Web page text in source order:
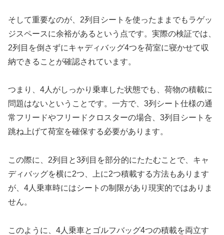
そして重要なのが、2列目シートを使ったままでもラゲッ
ジスペースに余裕があるという点です。実際の検証では、
2列目を倒さずにキャディバッグ4つを荷室に寝かせて収
納できることが確認されています。
つまり、4人がしっかり乗車した状態でも、荷物の積載に
問題はないということです。一方で、3列シート仕様の通
常フリードやフリードクロスターの場合、3列目シートを
跳ね上げて荷室を確保する必要があります。
この際に、2列目と3列目を部分的にたたむことで、キャ
ディバッグを横に2つ、上に2つ積載する方法もあります
が、4人乗車時にはシートの制限があり現実的ではありま
せん。
このように、4人乗車とゴルフバッグ4つの積載を両立す